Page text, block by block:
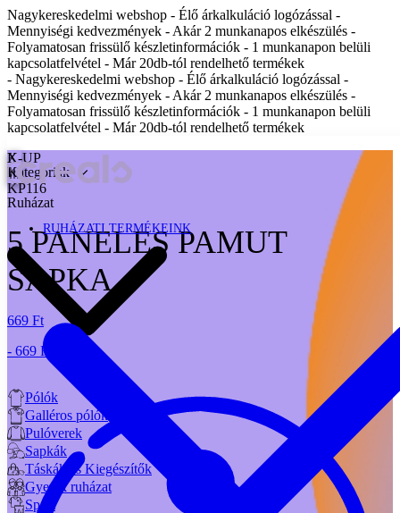
Nagykereskedelmi webshop - Élő árkalkuláció logózással -
Mennyiségi kedvezmények - Akár 2 munkanapos elkészülés -
Folyamatosan frissülő készletinformációk - 1 munkanapon belüli
kapcsolatfelvétel - Már 20db-tól rendelhető termékek
- Nagykereskedelmi webshop - Élő árkalkuláció logózással -
Mennyiségi kedvezmények - Akár 2 munkanapos elkészülés -
Folyamatosan frissülő készletinformációk - 1 munkanapon belüli
kapcsolatfelvétel - Már 20db-tól rendelhető termékek
RUHÁZATI TERMÉKEINK
X
Kategóriák
Ruházat
Pólók
Galléros pólók
Pulóverek
Sapkák
Táskák és Kiegészítők
Gyerek ruházat
Sport
K-UP
KP116
5 PANELES PAMUT
SAPKA
669 Ft
- 669 Ft